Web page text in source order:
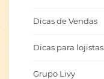
Dicas de Vendas
Dicas para lojistas
Grupo Livy